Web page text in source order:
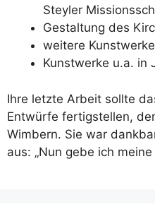
Steyler
Gestaltung des
weitere
Kunstwerke u.a. in
Ihre letzte Arbeit sollte
Entwürfe fertigstellen,
Wimbern. Sie war
aus: „Nun gebe ich